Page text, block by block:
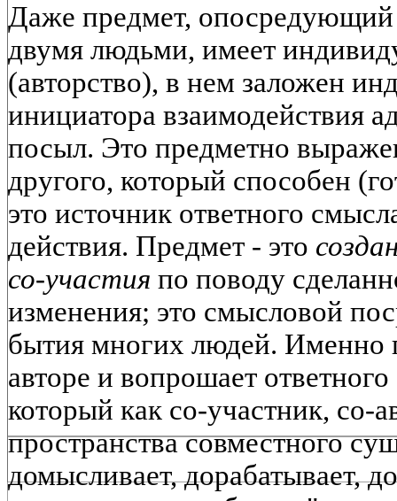
Даже предмет,
двумя людьми, имеет
(авторство), в нем заложен
инициатора взаимодействия
посыл. Это предметно
другого, который способен
это источник ответного
действия. Предмет - это
со-участия по поводу
изменения; это смысловой
бытия многих людей. Именно
авторе и вопрошает
который как со-участник, со-
пространства совместного
домысливает, дорабатывает,